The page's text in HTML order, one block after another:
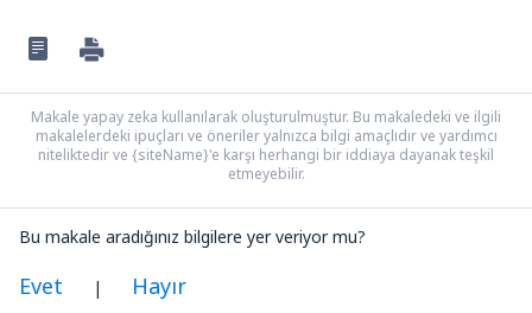
Makale yapay zeka kullanılarak oluşturulmuştur. Bu makaledeki ve ilgili
makalelerdeki ipuçları ve öneriler yalnızca bilgi amaçlıdır ve yardımcı
niteliktedir ve {siteName}'e karşı herhangi bir iddiaya dayanak teşkil
etmeyebilir.
Bu makale aradığınız bilgilere yer veriyor mu?
Evet | Hayır